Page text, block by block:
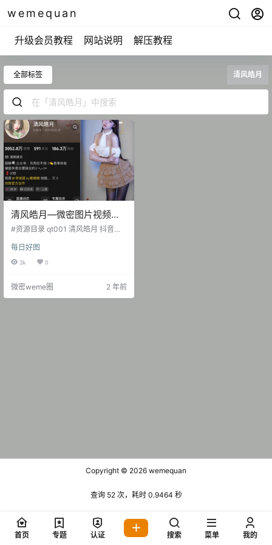
wemequan
升级会员教程 网站说明 解压教程
全部标签 清风皓月
清风皓月—微密图片视频合
集【持续更新】
#资源目录 qt001 清风皓月 抖音无
002 父姓 微博日常精选无杂图 [212
P-232.63 MB] 清风皓月 微密圈 N
2024.11.16 抖音 清风皓月 铁粉空间
NO.001期 [36P-11V 124.47 MB] 2
每日好图
3k 0
微密weme圈 2 年前
Copyright © 2026 wemequan
查询 52 次，耗时 0.9464 秒
首页 专题 认证 搜索 菜单 我的